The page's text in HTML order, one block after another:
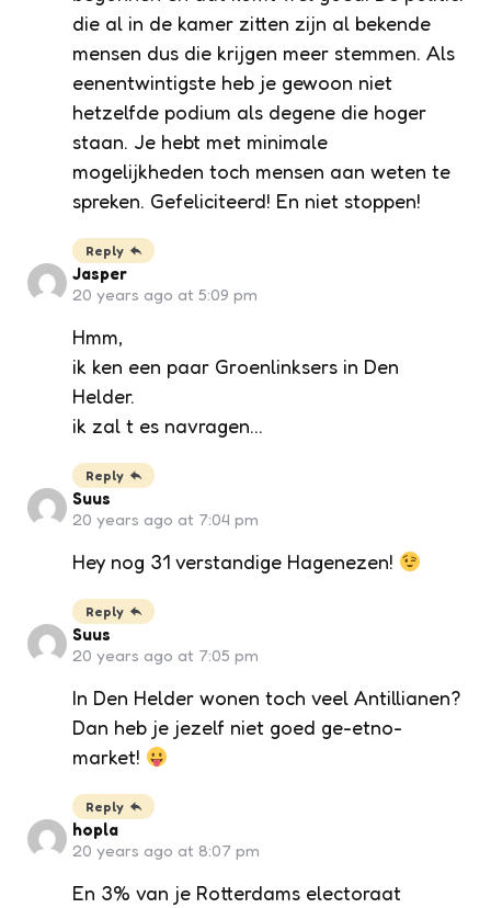
die al in de kamer zitten zijn al bekende
mensen dus die krijgen meer stemmen. Als
eenentwintigste heb je gewoon niet
hetzelfde podium als degene die hoger
staan. Je hebt met minimale
mogelijkheden toch mensen aan weten te
spreken. Gefeliciteerd! En niet stoppen!
Reply
Jasper
20 years ago at 5:09 pm
Hmm,
ik ken een paar Groenlinksers in Den
Helder.
ik zal t es navragen…
Reply
Suus
20 years ago at 7:04 pm
Hey nog 31 verstandige Hagenezen!
Reply
Suus
20 years ago at 7:05 pm
In Den Helder wonen toch veel Antillianen?
Dan heb je jezelf niet goed ge-etno-
market!
Reply
hopla
20 years ago at 8:07 pm
En 3% van je Rotterdams electoraat